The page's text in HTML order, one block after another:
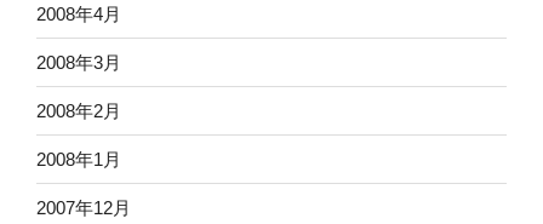
2008年4月
2008年3月
2008年2月
2008年1月
2007年12月